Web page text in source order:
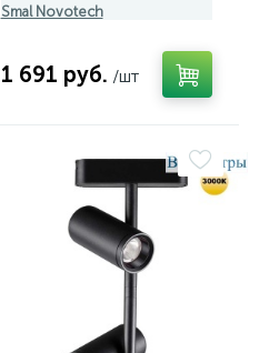
Smal Novotech
1 691 руб. /шт